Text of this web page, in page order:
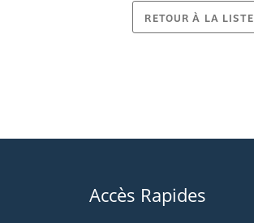
RETOUR À LA LISTE
Accès Rapides